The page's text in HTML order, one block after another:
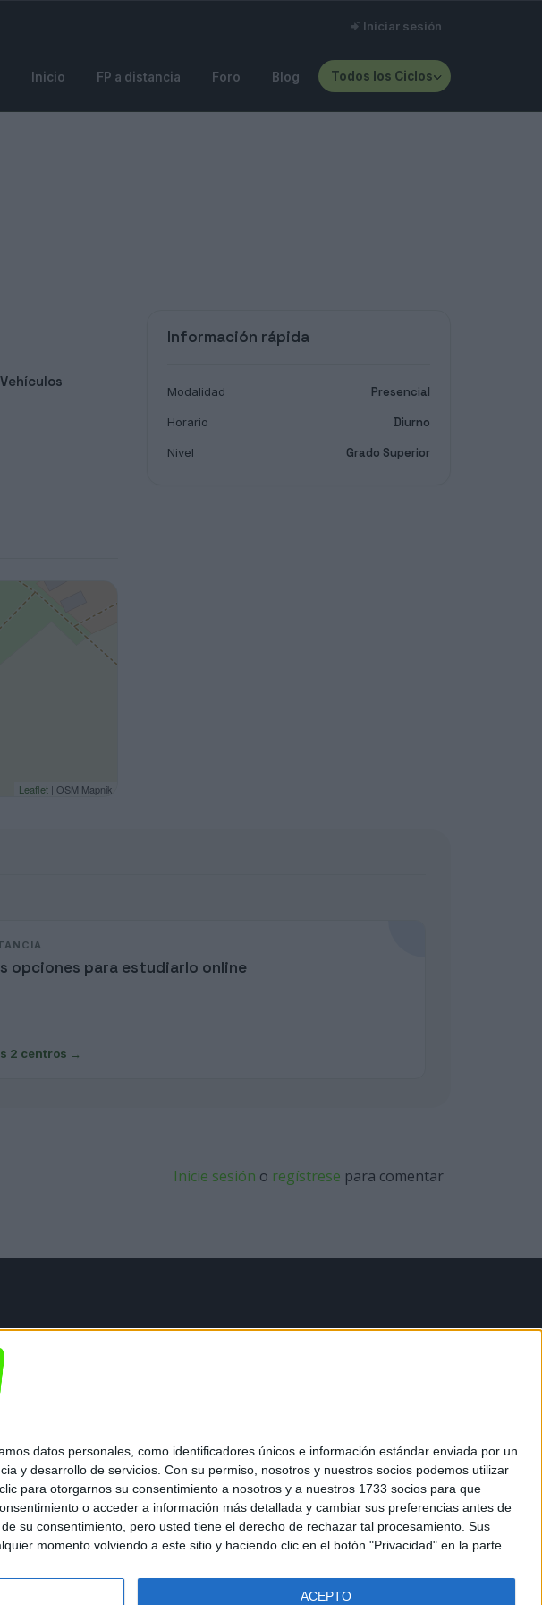
datos personales, como identificadores únicos e información estándar enviada por un
y desarrollo de servicios. Con su permiso, nosotros y nuestros socios podemos utilizar
para otorgarnos su consentimiento a nosotros y a nuestros 1733 socios para que
o acceder a información más detallada y cambiar sus preferencias antes de
su consentimiento, pero usted tiene el derecho de rechazar tal procesamiento. Sus
momento volviendo a este sitio y haciendo clic en el botón "Privacidad" en la parte
ACEPTO
Iniciar sesión
Inicio FP a distancia Foro Blog Todos los Ciclos
Leaflet| OSM Mapnik
Información rápida
Modalidad Presencial
Horario Diurno
Nivel Grado Superior
opciones para estudiarlo online
2 centros →
Inicie sesión o regístrese para comentar